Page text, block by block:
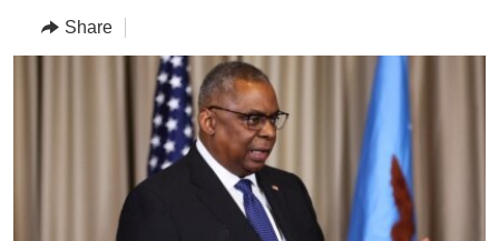
Navigation
Skip
AFRICA
MIDDLE EAST
TOPICS
HUMAN RIGHTS
SECURITY AND DEFENSE
AID AND DEVELOPMENT
DEMOCRACY AND GOVERNANCE
ECONOMY AND TRADE
Share